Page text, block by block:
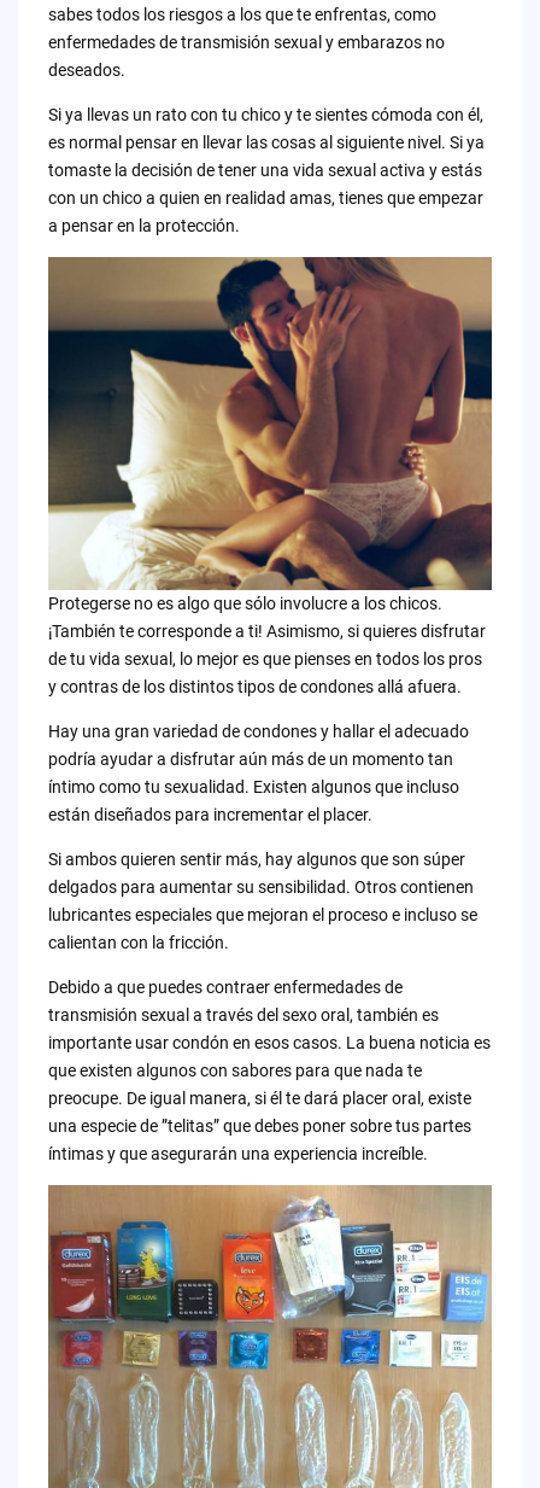
sabes todos los riesgos a los que te enfrentas, como
enfermedades de transmisión sexual y embarazos no
deseados.
Si ya llevas un rato con tu chico y te sientes cómoda con él,
es normal pensar en llevar las cosas al siguiente nivel. Si ya
tomaste la decisión de tener una vida sexual activa y estás
con un chico a quien en realidad amas, tienes que empezar
a pensar en la protección.
Protegerse no es algo que sólo involucre a los chicos.
¡También te corresponde a ti! Asimismo, si quieres disfrutar
de tu vida sexual, lo mejor es que pienses en todos los pros
y contras de los distintos tipos de condones allá afuera.
Hay una gran variedad de condones y hallar el adecuado
podría ayudar a disfrutar aún más de un momento tan
íntimo como tu sexualidad. Existen algunos que incluso
están diseñados para incrementar el placer.
Si ambos quieren sentir más, hay algunos que son súper
delgados para aumentar su sensibilidad. Otros contienen
lubricantes especiales que mejoran el proceso e incluso se
calientan con la fricción.
Debido a que puedes contraer enfermedades de
transmisión sexual a través del sexo oral, también es
importante usar condón en esos casos. La buena noticia es
que existen algunos con sabores para que nada te
preocupe. De igual manera, si él te dará placer oral, existe
una especie de ”telitas” que debes poner sobre tus partes
íntimas y que asegurarán una experiencia increíble.